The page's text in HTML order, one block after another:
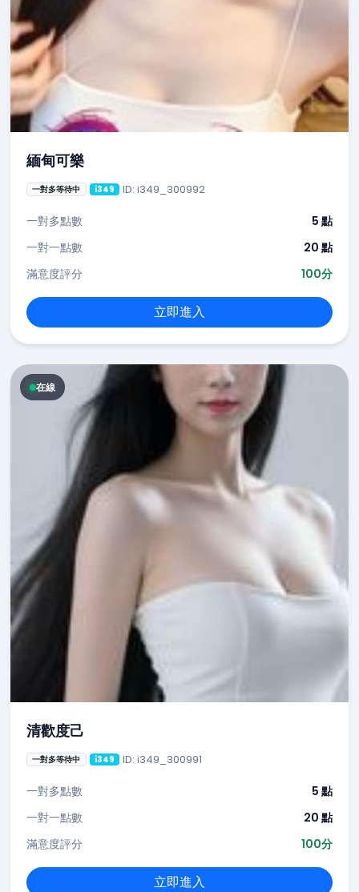
緬甸可樂
一對多等待中 i349 ID: i349_300992
一對多點數
5 點
一對一點數
20 點
滿意度評分
100分
立即進入
在線
清歡度己
一對多等待中 i349 ID: i349_300991
一對多點數
5 點
一對一點數
20 點
滿意度評分
100分
立即進入